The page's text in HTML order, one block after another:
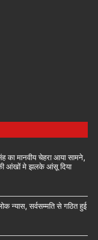
का मानवीय चेहरा आया सामने,
की आंखों मे झलके आंसू दिया
न्यास, सर्वसम्मति से गठित हुई